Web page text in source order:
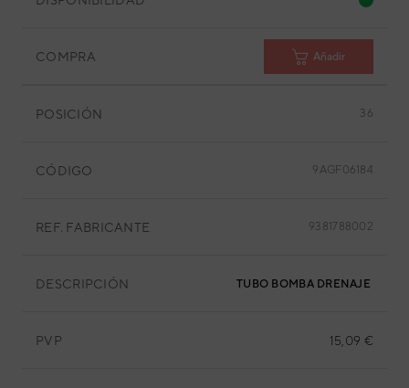
COMPRA Añadir
POSICIÓN 36
CÓDIGO 9AGF06184
REF. FABRICANTE 9381788002
DESCRIPCIÓN TUBO BOMBA DRENAJE
PVP 15,09 €